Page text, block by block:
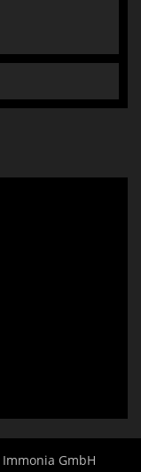
Immonia GmbH